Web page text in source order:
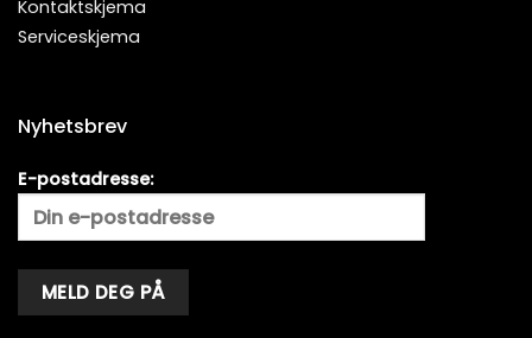
Kontaktskjema
Serviceskjema
Nyhetsbrev
E-postadresse: